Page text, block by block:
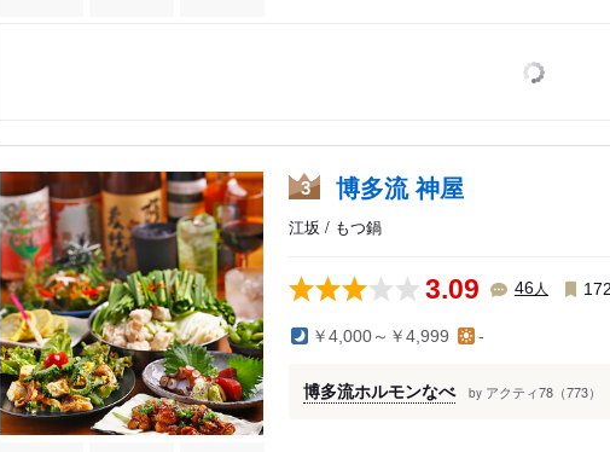
豊中
吹田
池田・箕面
高槻・茨木・摂津
能勢・豊能
3 博多流 神屋
江坂 / もつ鍋
3.09 46人
￥4,000～￥4,999 -
博多流ホルモンなべ by アクティ78（773）